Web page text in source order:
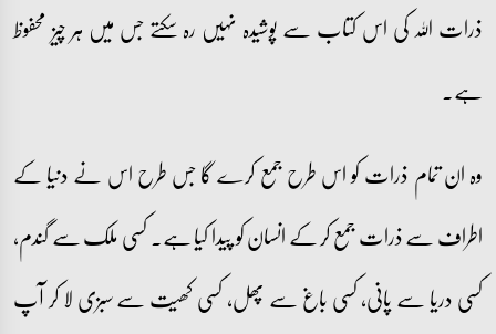
ذرات اللہ کی اس کتاب سے پوشیدہ نہیں رہ سکتے جس میں ہر چیز محفوظ
ہے۔
وہ ان تمام ذرات کو اس طرح جمع کرے گا جس طرح اس نے دنیا کے
اطراف سے ذرات جمع کر کے انسان کو پیدا کیا ہے۔ کسی ملک سے گندم،
کسی دریا سے پانی، کسی باغ سے پھل، کسی کھیت سے سبزی لا کر آپ